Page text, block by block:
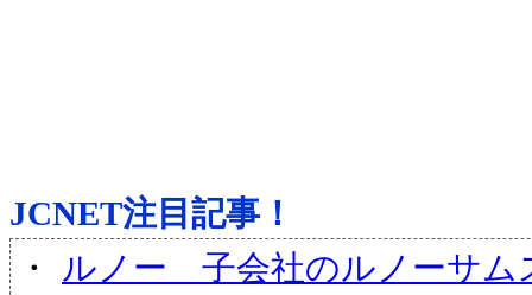
JCNET注目記事！
・
ルノー 子会社のルノーサム